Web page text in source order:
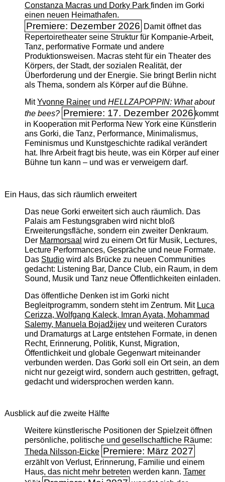
Constanza Macras und Dorky Park finden im Gorki
einen neuen Heimathafen.
Premiere: Dezember 2026 Damit öffnet das
Repertoiretheater seine Struktur für Kompanie-Arbeit,
Tanz, performative Formate und andere
Produktionsweisen. Macras steht für ein Theater des
Körpers, der Stadt, der sozialen Realität, der
Überforderung und der Energie. Sie bringt Berlin nicht
als Thema, sondern als Körper auf die Bühne.
MitYvonne Rainerund HELLZAPOPPIN: What about
the bees? Premiere: 17. Dezember 2026 kommt
in Kooperation mit Performa New York eine Künstlerin
ans Gorki, die Tanz, Performance, Minimalismus,
Feminismus und Kunstgeschichte radikal verändert
hat. Ihre Arbeit fragt bis heute, was ein Körper auf einer
Bühne tun kann – und was er verweigern darf.
Ein Haus, das sich räumlich erweitert
Das neue Gorki erweitert sich auch räumlich. Das
Palais am Festungsgraben wird nicht bloß
Erweiterungsfläche, sondern ein zweiter Denkraum.
Der Marmorsaal wird zu einem Ort für Musik, Lectures,
Lecture Performances, Gespräche und neue Formate.
Das Studiowird als Brücke zu neuen Communities
gedacht: Listening Bar, Dance Club, ein Raum, in dem
Sound, Musik und Tanz neue Öffentlichkeiten einladen.
Das öffentliche Denken ist im Gorki nicht
Begleitprogramm, sondern steht im Zentrum. Mit Luca
Cerizza, Wolfgang Kaleck, Imran Ayata, Mohammad
Salemy, Manuela Bojadžijevund weiteren Curators
und Dramaturgs at Large entstehen Formate, in denen
Recht, Erinnerung, Politik, Kunst, Migration,
Öffentlichkeit und globale Gegenwart miteinander
verbunden werden. Das Gorki soll ein Ort sein, an dem
nicht nur gezeigt wird, sondern auch gestritten, gefragt,
gedacht und widersprochen werden kann.
Ausblick auf die zweite Hälfte
Weitere künstlerische Positionen der Spielzeit öffnen
persönliche, politische und gesellschaftliche Räume:
Theda Nilsson-Eicke Premiere: März 2027
erzählt von Verlust, Erinnerung, Familie und einem
Haus, das nicht mehr betreten werden kann. Tamer